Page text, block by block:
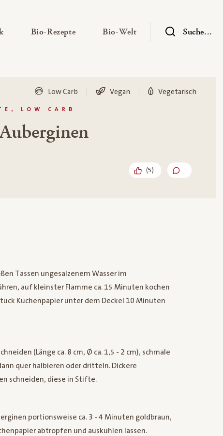
— Untermenü ausklappen
Bio-Rezepte— Untermenü ausklappen
Bio-Welt — UntermenüSuche...
LOW CARB
Low Carb Vegan Vegetarisch
(5)
Tassen ungesalzenem Wasser im
auf kleinster Flamme ca. 15 Minuten kochen
Küchenpapier unter dem Deckel 10 Minuten
(Länge ca. 8 cm, Ø ca. 1,5 - 2 cm), schmale
quer halbieren oder dritteln. Dickere
schneiden, diese in Stifte.
portionsweise ca. 3 - 4 Minuten goldbraun,
abtropfen und auskühlen lassen.